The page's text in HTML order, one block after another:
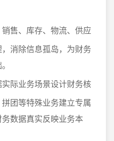
售、库存、物流、供应
消除信息孤岛，为财务
际业务场景设计财务核
团等特殊业务建立专属
数据真实反映业务本